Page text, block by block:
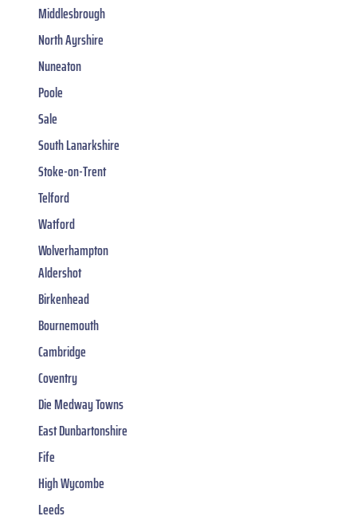
Middlesbrough
North Ayrshire
Nuneaton
Poole
Sale
South Lanarkshire
Stoke-on-Trent
Telford
Watford
Wolverhampton
Aldershot
Birkenhead
Bournemouth
Cambridge
Coventry
Die Medway Towns
East Dunbartonshire
Fife
High Wycombe
Leeds